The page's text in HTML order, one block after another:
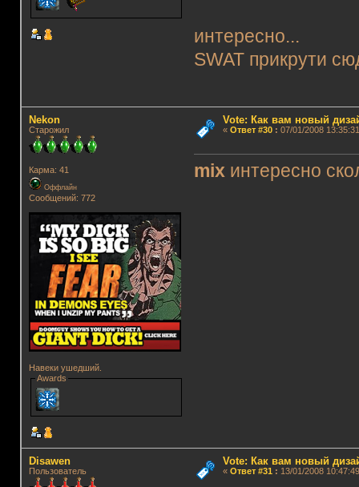
интересно...
SWAT прикрути
Nekon
Старожил
Карма: 41
Оффлайн
Сообщений: 772
Навеки ушедший.
Awards
Vote: Как вам новый
« Ответ #30: 07/01/2008
mix интересно
Disawen
Пользователь
Vote: Как вам новый
« Ответ #31 : 13/01/2008